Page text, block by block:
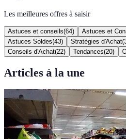
Les meilleures offres à saisir
Astuces et conseils(64) Astuces et
Astuces Soldes(43) Stratégies d'Achat(
Conseils d'Achat(22) Tendances(20)
Articles à la une